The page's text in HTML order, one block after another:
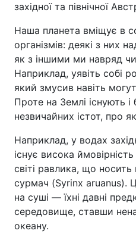
західної та північної
Наша планета вміщує в
організмів: деякі з них
як з іншими ми навряд
Наприклад, уявіть собі
який змусив навіть
Проте на Землі існують і
незвичайних істот, про
Наприклад, у водах
існує висока
світі равлика, що носить
сурмач (Syrinx aruanus).
на суші — їхні давні
середовище, ставши
океану.